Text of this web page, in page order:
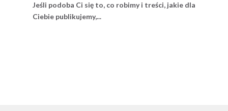
Jeśli podoba Ci się to, co robimy i treści, jakie dla
Ciebie publikujemy,...